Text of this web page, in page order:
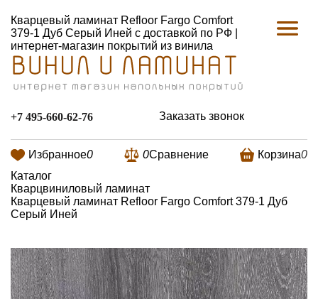
Кварцевый ламинат Refloor Fargo Comfort
379-1 Дуб Серый Иней с доставкой по РФ |
интернет-магазин покрытий из винила
+7 495-660-62-76 Заказать звонок
Избранное0 0Сравнение Корзина0
Каталог
Кварцвиниловый ламинат
Кварцевый ламинат Refloor Fargo Comfort 379-1 Дуб
Серый Иней